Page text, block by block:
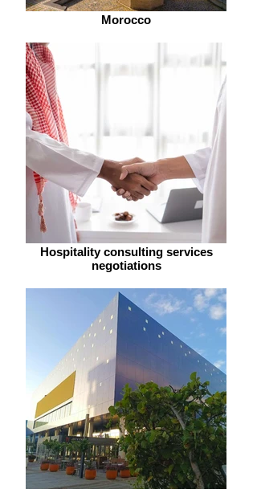
Morocco
Hospitality consulting services
negotiations